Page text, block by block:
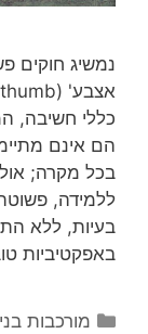
כללי חשיבה,
הם אינם
בכל מקרה;
ללמידה,
בעיות, ללא
באפקטיביות
קטגוריות
מורכבות